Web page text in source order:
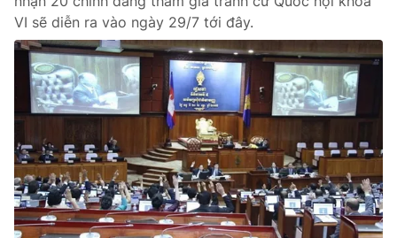
Tổng đài VTV: 024.38 355 931 - 024.38 355 932
Ðiện thoại Thời báo VTV:024.66 897 897
Email:toasoan@vtv.vn
Liên hệ quảng cáo:024-7300.7108
VI sẽ diễn ra vào ngày 29/7 tới đây.